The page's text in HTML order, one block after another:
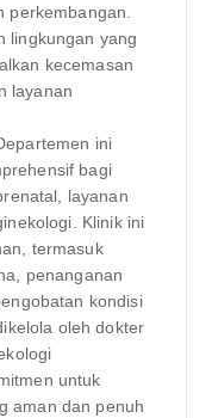
perkembangan.
lingkungan yang
kecemasan
layanan
ini
bagi
layanan
Klinik ini
termasuk
penanganan
kondisi
oleh dokter
untuk
aman dan penuh